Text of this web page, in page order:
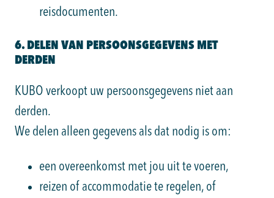
reisdocumenten.
6. DELEN VAN PERSOONSGEGEVENS MET
DERDEN
KUBO verkoopt uw persoonsgegevens niet aan
derden.
We delen alleen gegevens als dat nodig is om:
een overeenkomst met jou uit te voeren,
reizen of accommodatie te regelen, of